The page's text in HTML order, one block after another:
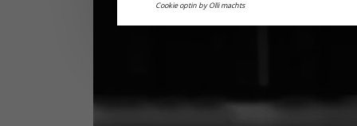
Cookie optin by Olli machts